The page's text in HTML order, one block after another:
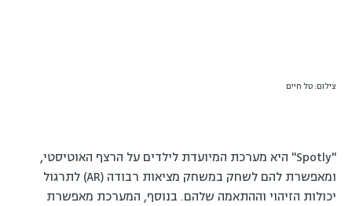
צילום: טל חיים
"Spotly" היא מערכת המיועדת לילדים על הרצף האוטיסטי,
ומאפשרת להם לשחק במשחק מציאות רבודה (AR) לתרגול
יכולות הזיהוי וההתאמה שלהם. בנוסף, המערכת מאפשרת